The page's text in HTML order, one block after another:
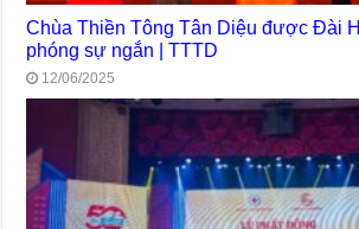
Chùa Thiền Tông Tân Diệu được Đài
phóng sự ngắn | TTTD
12/06/2025